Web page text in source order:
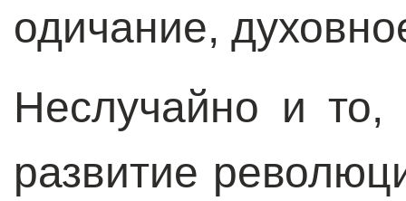
одичание,
Неслучайно и то,
развитие